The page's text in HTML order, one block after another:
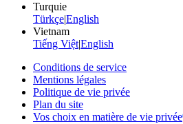
Turquie
Türkçe|English
Vietnam
Tiếng Việt|English
Conditions de service
Mentions légales
Politique de vie privée
Plan du site
Vos choix en matière de vie privée